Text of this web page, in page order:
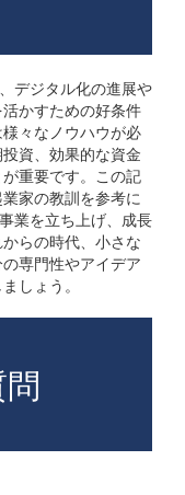
デジタル化の進展や
かすための好条件
々なノウハウが必
資、効果的な資金
重要です。この記
家の教訓を参考に
業を立ち上げ、成長
らの時代、小さな
専門性やアイデア
しょう。